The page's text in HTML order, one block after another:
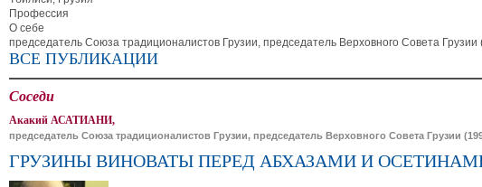
Профессия
О себе
председатель Союза традиционалистов Грузии, председатель Верховного Совета Грузии
ВСЕ ПУБЛИКАЦИИ
Соседи
Акакий АСАТИАНИ,
председатель Союза традиционалистов Грузии, председатель Верховного Совета Грузии
ГРУЗИНЫ ВИНОВАТЫ ПЕРЕД АБХАЗАМИ И